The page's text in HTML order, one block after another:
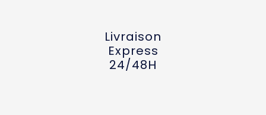
Livraison
Express
24/48H